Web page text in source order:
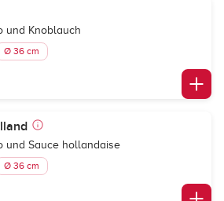
und Knoblauch
Ø 36 cm
und Sauce hollandaise
Ø 36 cm